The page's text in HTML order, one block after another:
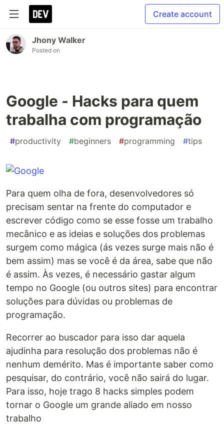
Create account
Jhony Walker
Posted on
Google - Hacks para quem
trabalha com programação
#productivity #beginners #programming #tips
Para quem olha de fora, desenvolvedores só
precisam sentar na frente do computador e
escrever código como se esse fosse um trabalho
mecânico e as ideias e soluções dos problemas
surgem como mágica (ás vezes surge mais não é
bem assim) mas se você é da área, sabe que não
é assim. Às vezes, é necessário gastar algum
tempo no Google (ou outros sites) para encontrar
soluções para dúvidas ou problemas de
programação.
Recorrer ao buscador para isso dar aquela
ajudinha para resolução dos problemas não é
nenhum demérito. Mas é importante saber como
pesquisar, do contrário, você não sairá do lugar.
Para isso, hoje trago 8 hacks simples podem
tornar o Google um grande aliado em nosso
trabalho